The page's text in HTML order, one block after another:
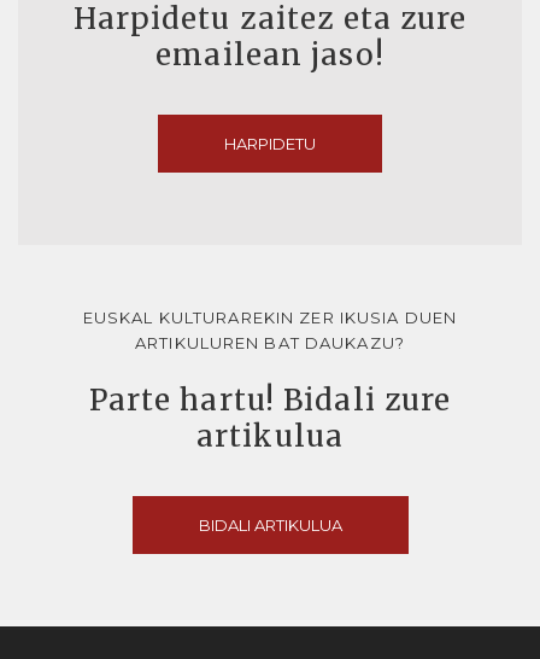
Harpidetu zaitez eta zure
emailean jaso!
HARPIDETU
EUSKAL KULTURAREKIN ZER IKUSIA DUEN
ARTIKULUREN BAT DAUKAZU?
Parte hartu! Bidali zure
artikulua
BIDALI ARTIKULUA